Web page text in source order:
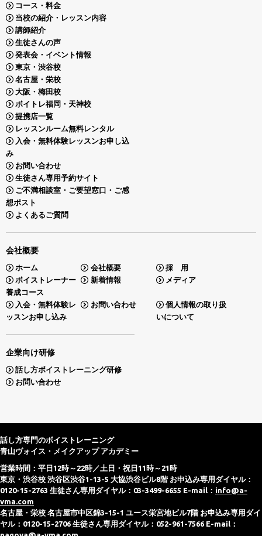
コース・料金
当校の紹介・レッスン内容
講師紹介
生徒さんの声
発表会・イベント情報
東京・渋谷校
名古屋・栄校
大阪・梅田校
ボイトレ福岡・天神校
提携店一覧
レッスンルーム無料レンタル
入会・無料体験レッスンお申し込
み
お問い合わせ
生徒さん専用予約サイト
ご不満相談室・ご要望窓口・ご感
想ポスト
よくあるご質問
会社概要
ホーム 会社概要
採 用
ボイストレーナー
養成コース
新着情報 メディア
入会・無料体験レ
ッスンお申し込み
お問い合わせ
個人情報の取り扱
いについて
企業向け研修
話し方ボイストレーニング研修
お問い合わせ
話し方専門のボイストレーニング
青山ヴォイス・メイクアップ アカデミー
営業時間：平日12時～22時／土日・祝日11時～21時
東京・渋谷校 渋谷区渋谷1-13-5 大協渋谷ビル8階 お申込み専用ダイヤル：
0120-15-2763 生徒さん専用ダイヤル：03-3499-6655 E-mail： info@a-
vma.com
名古屋・栄校 名古屋市中区錦3-15-1 ユース栄宮地ビル7階 お申込み専用ダイ
ヤル：0120-15-2706 生徒さん専用ダイヤル：052-961-7566 E-mail：